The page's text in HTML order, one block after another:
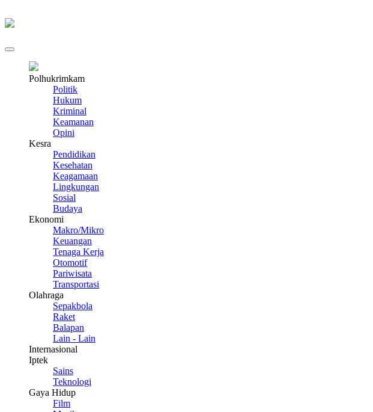
Polhukrimkam
Politik
Hukum
Kriminal
Keamanan
Opini
Kesra
Pendidikan
Kesehatan
Keagamaan
Lingkungan
Sosial
Budaya
Ekonomi
Makro/Mikro
Keuangan
Tenaga Kerja
Otomotif
Pariwisata
Transportasi
Olahraga
Sepakbola
Raket
Balapan
Lain - Lain
Internasional
Iptek
Sains
Teknologi
Gaya Hidup
Film